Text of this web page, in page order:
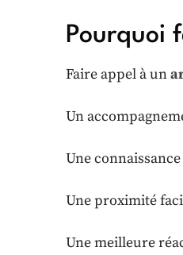
Pourquoi
Faire appel à un
Un
Une
Une proximité
Une meilleure